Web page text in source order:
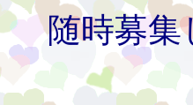
随時募集